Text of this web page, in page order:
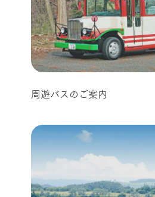
周遊バスのご案内